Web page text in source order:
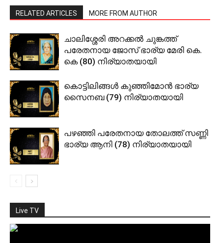
RELATED ARTICLES MORE FROM AUTHOR
ചാലിശ്ശേരി അറക്കല്‍ ചുങ്കത്ത്
പരേതനായ ജോസ് ഭാര്യ മേരി കെ.
കെ (80) നിര്യാതയായി
കൊട്ടിലിങ്ങള്‍ കുഞ്ഞിമോന്‍ ഭാര്യ
സൈനബ (79) നിര്യാതയായി
പഴഞ്ഞി പരേതനായ തോലത്ത് സണ്ണി
ഭാര്യ ആനി (78) നിര്യാതയായി
Live TV